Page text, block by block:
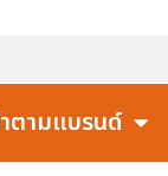
ตามแบรนด์